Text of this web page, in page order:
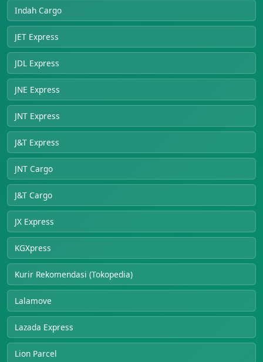
Indah Cargo
JET Express
JDL Express
JNE Express
JNT Express
J&T Express
JNT Cargo
J&T Cargo
JX Express
KGXpress
Kurir Rekomendasi (Tokopedia)
Lalamove
Lazada Express
Lion Parcel